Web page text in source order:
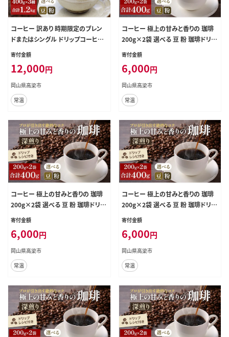
コーヒー 訳あり 時期限定のブレン
ドまたはシングル ドリップコーヒー
400g×3種 選べる 豆 粉 セット 飲み
比べ 飲み比べセット コーヒー豆 コ
ーヒー粉 焙煎 深煎り中挽き（ペーパ
ー・ネル）
寄付金額
12,000円
岡山県高梁市
常温
コーヒー 極上の甘みと香りの 珈琲
200g×2袋 選べる 豆 粉 珈琲ドリッ
プのレシピ付き 深煎り コーヒー豆
コーヒー粉 焙煎 飲料 飲み物 ドリン
ク 豆
寄付金額
6,000円
岡山県高梁市
常温
コーヒー 極上の甘みと香りの 珈琲
200g×2袋 選べる 豆 粉 珈琲ドリッ
プのレシピ付き 深煎り コーヒー豆
コーヒー粉 焙煎 飲料 飲み物 ドリン
ク 粗挽き（ネル・プレス）
寄付金額
6,000円
岡山県高梁市
常温
コーヒー 極上の甘みと香りの 珈琲
200g×2袋 選べる 豆 粉 珈琲ドリッ
プのレシピ付き 深煎り コーヒー豆
コーヒー粉 焙煎 飲料 飲み物 ドリン
ク 中挽き（ペーパー・ネル）
寄付金額
6,000円
岡山県高梁市
常温